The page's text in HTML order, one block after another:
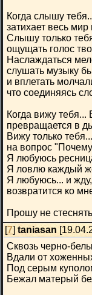
Когда слышу
затихает весь
Слышу только
ощущать голос
Наслаждаться
слушать музыку
и вплетать
что соединяясь
Когда вижу тебя...
превращается в
Вижу только
на вопрос
Я любуюсь
Я ловлю каждый
Я любуюсь... и
возвратится ко
Прошу не
[7] taniasan
Сквозь черно-
Вдали от
Под серым
Бежал матерый